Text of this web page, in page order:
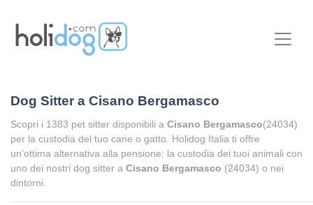
Dog Sitter a Cisano Bergamasco
Scopri i 1383 pet sitter disponibili a Cisano Bergamasco(24034)
per la custodia del tuo cane o gatto. Holidog Italia ti offre
un'ottima alternativa alla pensione: la custodia dei tuoi animali con
uno dei nostri dog sitter a Cisano Bergamasco (24034) o nei
dintorni.